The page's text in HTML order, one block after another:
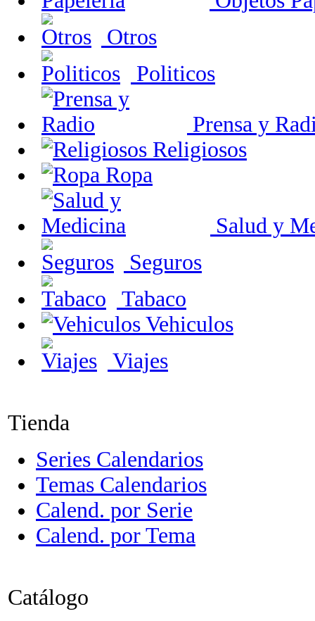
Otros
Politicos
Prensa y
Religiosos
Ropa
Salud y
Seguros
Tabaco
Vehiculos
Viajes
Tienda
Series Calendarios
Temas Calendarios
Calend. por Serie
Calend. por Tema
Catálogo